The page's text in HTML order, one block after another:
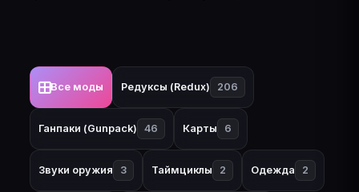
Все моды Редуксы (Redux) 206
Ганпаки (Gunpack) 46 Карты 6
Звуки оружия 3 Таймциклы 2 Одежда 2